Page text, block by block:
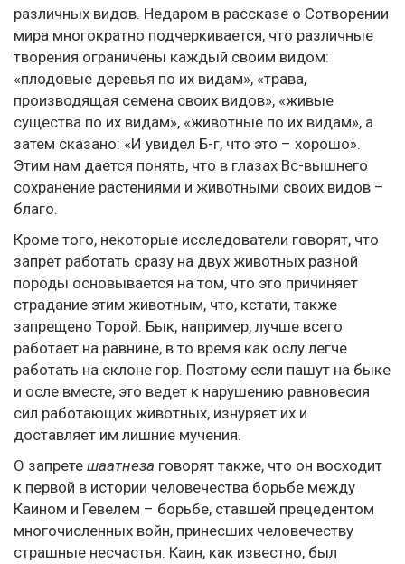
различных видов. Недаром в рассказе о Сотворении
мира многократно подчеркивается, что различные
творения ограничены каждый своим видом:
«плодовые деревья по их видам», «трава,
производящая семена своих видов», «живые
существа по их видам», «животные по их видам», а
затем сказано: «И увидел Б-г, что это – хорошо».
Этим нам дается понять, что в глазах Вс-вышнего
сохранение растениями и животными своих видов –
благо.
Кроме того, некоторые исследователи говорят, что
запрет работать сразу на двух животных разной
породы основывается на том, что это причиняет
страдание этим животным, что, кстати, также
запрещено Торой. Бык, например, лучше всего
работает на равнине, в то время как ослу легче
работать на склоне гор. Поэтому если пашут на быке
и осле вместе, это ведет к нарушению равновесия
сил работающих животных, изнуряет их и
доставляет им лишние мучения.
О запрете шаатнеза говорят также, что он восходит
к первой в истории человечества борьбе между
Каином и Гевелем – борьбе, ставшей прецедентом
многочисленных войн, принесших человечеству
страшные несчастья. Каин, как известно, был